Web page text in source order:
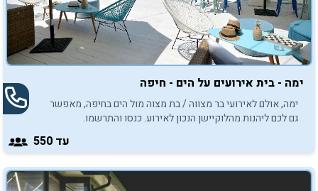
ימה - בית אירועים על הים - חיפה
ימה, אולם לאירועי בר מצווה / בת מצוה מול הים בחיפה, מאפשר
גם לכם ליהנות מהלוקיישן הנכון לאירוע. כנסו והתרשמו.
עד 550